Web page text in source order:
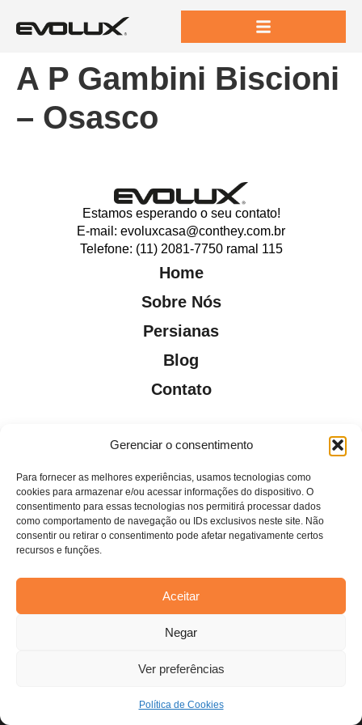
Gerenciar o consentimento
Para fornecer as melhores experiências, usamos tecnologias como
cookies para armazenar e/ou acessar informações do dispositivo. O
consentimento para essas tecnologias nos permitirá processar dados
como comportamento de navegação ou IDs exclusivos neste site. Não
consentir ou retirar o consentimento pode afetar negativamente certos
recursos e funções.
Aceitar
Negar
Ver preferências
Política de Cookies
A P Gambini Biscioni
– Osasco
Estamos esperando o seu contato!
E-mail: evoluxcasa@conthey.com.br
Telefone: (11) 2081-7750 ramal 115
Home
Sobre Nós
Persianas
Blog
Contato
Todos os direitos reservados. Anfi Lab Marketing
Estamos usando cookies para oferecer a você a melhor
configurações.